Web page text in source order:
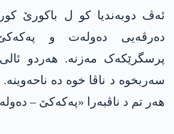
ئەڤ دوبەندیا کو ل باکورێ
دەرڤەیی دەولەت و
پرسگرێکەک مەزنە. هەردو
سەربخوە د ناڤا خوە دە
هەر تم د ناڤبەرا «په‌كه‌كێ –